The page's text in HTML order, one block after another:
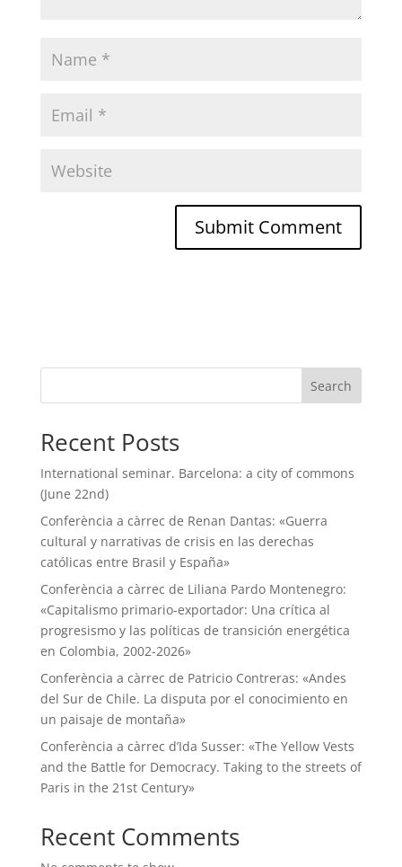
Search
Recent Posts
International seminar. Barcelona: a city of commons
(June 22nd)
Conferència a càrrec de Renan Dantas: «Guerra
cultural y narrativas de crisis en las derechas
católicas entre Brasil y España»
Conferència a càrrec de Liliana Pardo Montenegro:
«Capitalismo primario-exportador: Una crítica al
progresismo y las políticas de transición energética
en Colombia, 2002-2026»
Conferència a càrrec de Patricio Contreras: «Andes
del Sur de Chile. La disputa por el conocimiento en
un paisaje de montaña»
Conferència a càrrec d’Ida Susser: «The Yellow Vests
and the Battle for Democracy. Taking to the streets of
Paris in the 21st Century»
Recent Comments